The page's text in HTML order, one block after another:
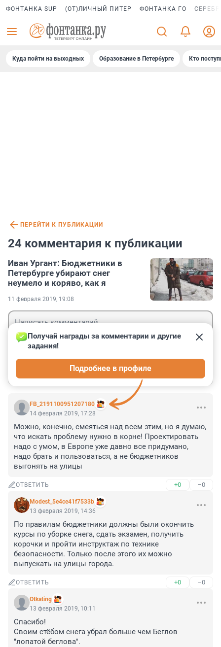
ФОНТАНКА SUP (ОТ)ЛИЧНЫЙ ПИТЕР ФОНТАНКА ГО
Куда пойти на выходных Образование в Петербурге Кто
ПЕРЕЙТИ К ПУБЛИКАЦИИ
24 комментария к публикации
Иван Ургант: Бюджетники в
Петербурге убирают снег
неумело и коряво, как я
11 февраля 2019, 19:08
FB_2191100951207180
Получай награды за комментарии и другие
задания!
Подробнее в профиле
14 февраля 2019, 17:28
Можно, конечно, смеяться над всем этим, но я думаю,
что искать проблему нужно в корне! Проектировать
надо с умом, в Европе уже давно все придумано,
надо брать и пользоваться, а не бюджетников
выгонять на улицы
ОТВЕТИТЬ +0 –0
Modest_5e4ce41f7533b
13 февраля 2019, 14:36
По правилам бюджетники должны были окончить
курсы по уборке снега, сдать экзамен, получить
корочки и пройти инструктаж по технике
безопасности. Только после этого их можно
выпускать на улицы города.
ОТВЕТИТЬ +0 –0
Otkating
13 февраля 2019, 10:11
Спасибо!
Своим стёбом снега убрал больше чем Беглов
"лопатой беглова".